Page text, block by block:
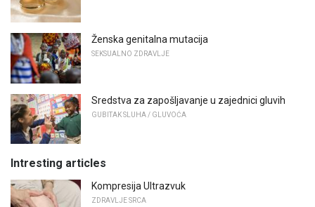
Ženska genitalna mutacija
SEKSUALNO ZDRAVLJE
Sredstva za zapošljavanje u zajednici gluvih
GUBITAK SLUHA / GLUVOĆA
Intresting articles
Kompresija Ultrazvuk
ZDRAVLJE SRCA